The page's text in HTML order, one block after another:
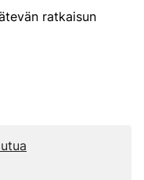
ratkaisun